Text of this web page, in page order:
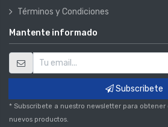
Términos y Condiciones
Mantente informado
Subscribete
* Subscribete a nuestro newsletter para
nuevos productos.